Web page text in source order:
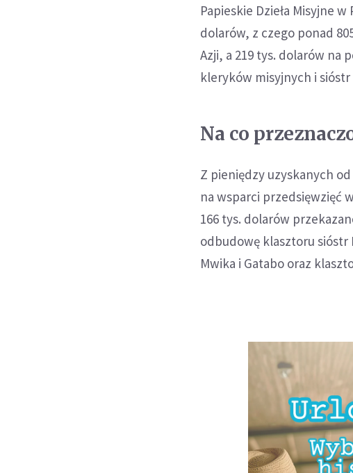
Papieskie Dzieła Misyjne
dolarów, z czego ponad
Azji, a 219 tys. dolarów na
kleryków misyjnych i
Na co
Z pieniędzy uzyskanych
na wsparci przedsięwzięć
166 tys. dolarów
odbudowę klasztoru
Mwika i Gatabo oraz